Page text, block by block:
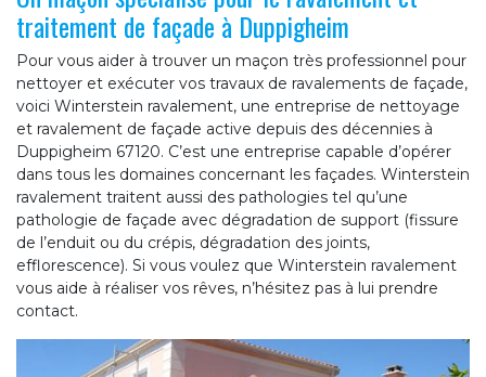
traitement de façade à Duppigheim
Pour vous aider à trouver un maçon très professionnel pour
nettoyer et exécuter vos travaux de ravalements de façade,
voici Winterstein ravalement, une entreprise de nettoyage
et ravalement de façade active depuis des décennies à
Duppigheim 67120. C’est une entreprise capable d’opérer
dans tous les domaines concernant les façades. Winterstein
ravalement traitent aussi des pathologies tel qu’une
pathologie de façade avec dégradation de support (fissure
de l’enduit ou du crépis, dégradation des joints,
efflorescence). Si vous voulez que Winterstein ravalement
vous aide à réaliser vos rêves, n’hésitez pas à lui prendre
contact.